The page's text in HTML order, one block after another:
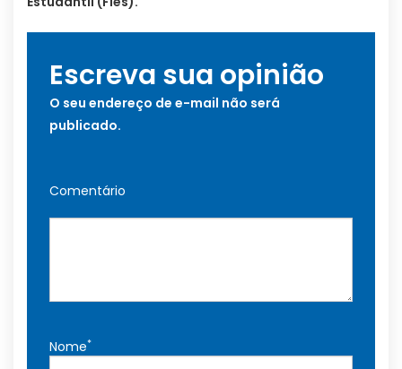
Escreva sua opinião
O seu endereço de e-mail não será
publicado.
Comentário
Nome*